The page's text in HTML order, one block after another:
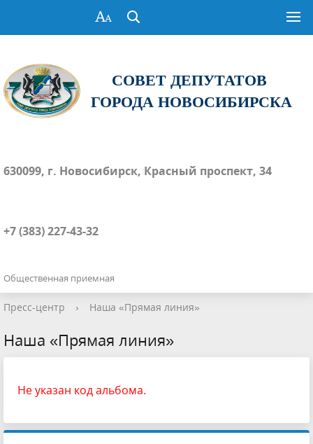
СОВЕТ ДЕПУТАТОВ
ГОРОДА НОВОСИБИРСКА
630099, г. Новосибирск, Красный проспект, 34
+7 (383) 227-43-32
Общественная приемная
Пресс-центр › Наша «Прямая линия»
Наша «Прямая линия»
Не указан код альбома.